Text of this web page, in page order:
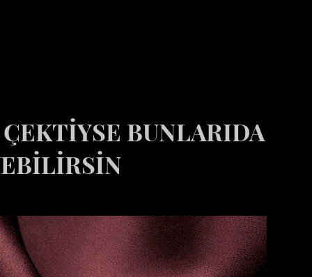
BUNLARIDA